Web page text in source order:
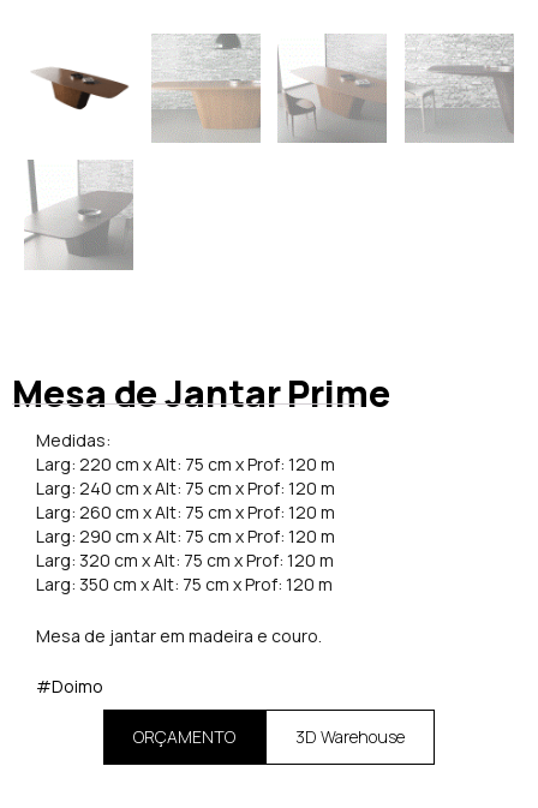
Mesa de Jantar Prime
Medidas:
Larg: 220 cm x Alt: 75 cm x Prof: 120 m
Larg: 240 cm x Alt: 75 cm x Prof: 120 m
Larg: 260 cm x Alt: 75 cm x Prof: 120 m
Larg: 290 cm x Alt: 75 cm x Prof: 120 m
Larg: 320 cm x Alt: 75 cm x Prof: 120 m
Larg: 350 cm x Alt: 75 cm x Prof: 120 m
Mesa de jantar em madeira e couro.
#Doimo
ORÇAMENTO 3D Warehouse